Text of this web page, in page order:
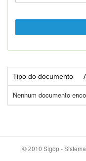
Tipo do documento
Nenhum documento
© 2010 Sigop -